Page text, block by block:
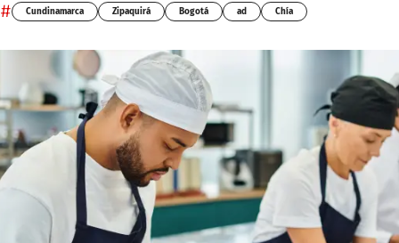
# Cundinamarca Zipaquirá Bogotá ad Chía